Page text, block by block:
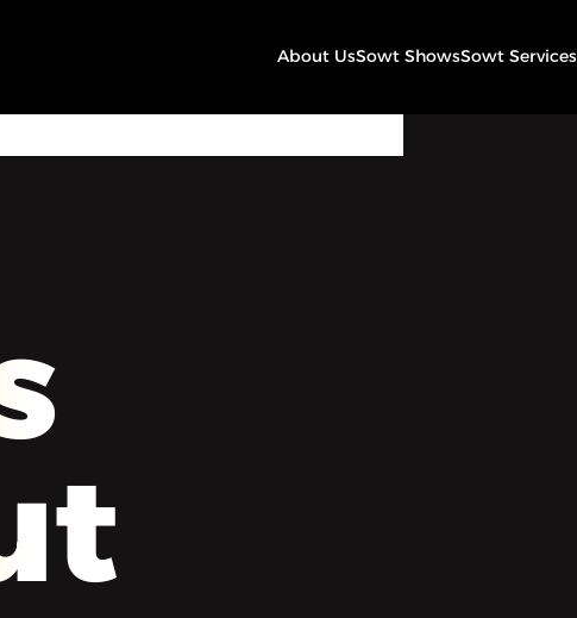
About UsSowt ShowsSowt Services